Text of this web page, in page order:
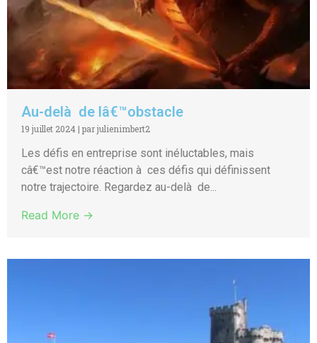
Au-delà de lâ€™obstacle
19 juillet 2024 | par julienimbert2
Les défis en entreprise sont inéluctables, mais
câ€™est notre réaction à ces défis qui définissent
notre trajectoire. Regardez au-delà de...
Read More →